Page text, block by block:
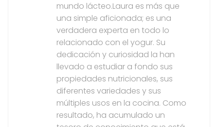
mundo lácteo.Laura es más que
una simple aficionada; es una
verdadera experta en todo lo
relacionado con el yogur. Su
dedicación y curiosidad la han
llevado a estudiar a fondo sus
propiedades nutricionales, sus
diferentes variedades y sus
múltiples usos en la cocina. Como
resultado, ha acumulado un